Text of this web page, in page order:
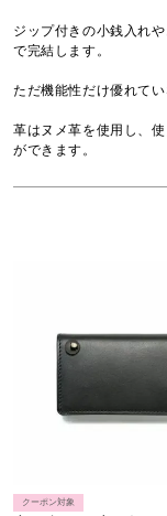
ジップ付きの小銭入れ
で完結します。
ただ機能性だけ優れてい
革はヌメ革を使用し、
ができます。
クーポン対象